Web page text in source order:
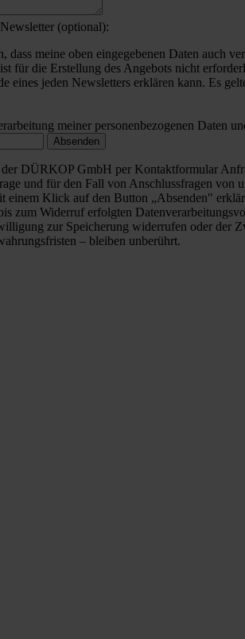
(optional):
dass meine oben eingegebenen Daten auch
für die Erstellung des Angebots nicht
eines jeden Newsletters erklären kann. Es
meiner personenbezogenen Daten
Absenden
der DÜRKOP GmbH per Kontaktformular
und für den Fall von Anschlussfragen
einem Klick auf den Button „Absenden"
zum Widerruf erfolgten
zur Speicherung widerrufen oder der
– bleiben unberührt.